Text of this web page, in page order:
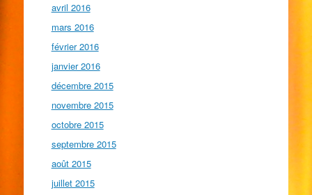
avril 2016
mars 2016
février 2016
janvier 2016
décembre 2015
novembre 2015
octobre 2015
septembre 2015
août 2015
juillet 2015